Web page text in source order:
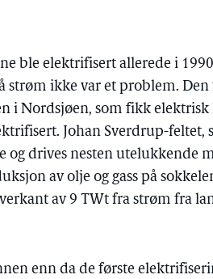
ble elektrifisert allerede i
strøm ikke var et problem.
i Nordsjøen, som fikk elektrisk
Johan Sverdrup-
og drives nesten utelukkende
av olje og gass på
av 9 TWt fra strøm fra
enn da de første